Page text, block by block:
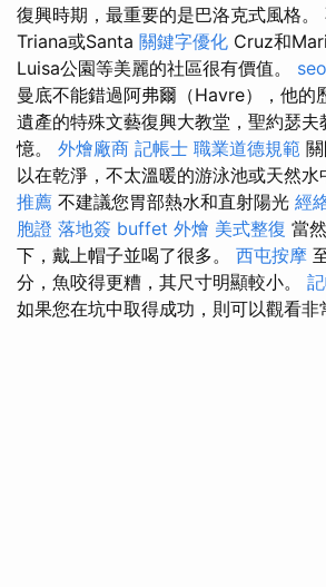
復興時期，最重要的是巴洛克式風格。
Triana或Santa 關鍵字優化 Cruz和
Luisa公園等美麗的社區很有價值。
曼底不能錯過阿弗爾（Havre），他的
遺產的特殊文藝復興大教堂，聖約瑟夫
憶。 外燴廠商 記帳士 職業道德規範
以在乾淨，不太溫暖的游泳池或天然水
推薦 不建議您胃部熱水和直射陽光 經
胞證 落地簽 buffet 外燴 美式整復 當
下，戴上帽子並喝了很多。 西屯按摩
分，魚咬得更糟，其尺寸明顯較小。
如果您在坑中取得成功，則可以觀看非